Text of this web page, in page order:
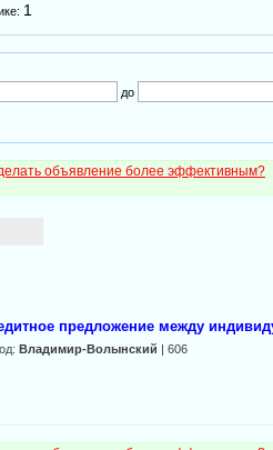
1
до
объявление более эффективным?
предложение между
Владимир-Волынский | 606